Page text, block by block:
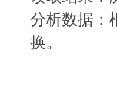
分析数据：
换。